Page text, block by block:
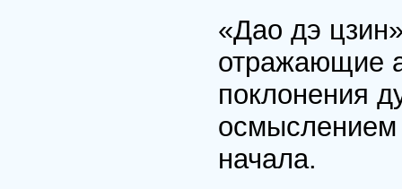
«Дао дэ
отражающие
поклонения
осмыслением
начала.